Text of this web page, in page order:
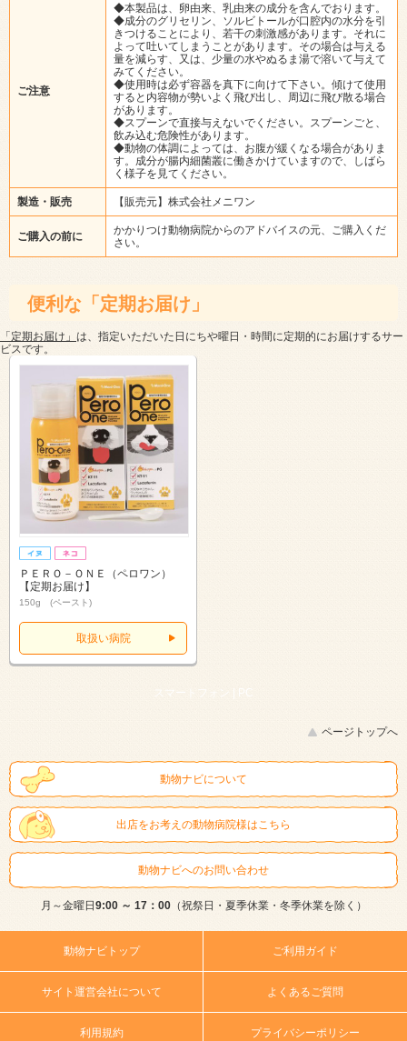
ご注意
◆本製品は、卵由来、乳由来の成分を含んでおります。
◆成分のグリセリン、ソルビトールが口腔内の水分を引
きつけることにより、若干の刺激感があります。それに
よって吐いてしまうことがあります。その場合は与える
量を減らす、又は、少量の水やぬるま湯で溶いて与えて
みてください。
◆使用時は必ず容器を真下に向けて下さい。傾けて使用
すると内容物が勢いよく飛び出し、周辺に飛び散る場合
があります。
◆スプーンで直接与えないでください。スプーンごと、
飲み込む危険性があります。
◆動物の体調によっては、お腹が緩くなる場合がありま
す。成分が腸内細菌叢に働きかけていますので、しばら
く様子を見てください。
製造・販売 【販売元】株式会社メニワン
ご購入の前に
かかりつけ動物病院からのアドバイスの元、ご購入くだ
さい。
便利な「定期お届け」
「定期お届け」 は、指定いただいた日にちや曜日・時間に定期的にお届けするサー
ビスです。
ＰＥＲＯ－ＯＮＥ（ペロワン）
【定期お届け】
150g (ペースト)
取扱い病院
スマートフォン | PC
ページトップへ
動物ナビについて
出店をお考えの動物病院様はこちら
動物ナビへのお問い合わせ
月～金曜日 9:00 ～ 17：00（祝祭日・夏季休業・冬季休業を除く）
動物ナビトップ ご利用ガイド
サイト運営会社について よくあるご質問
利用規約 プライバシーポリシー